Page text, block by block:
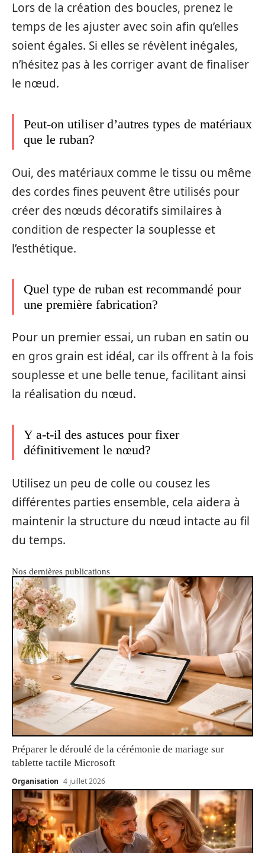
Lors de la création des boucles, prenez le
temps de les ajuster avec soin afin qu’elles
soient égales. Si elles se révèlent inégales,
n’hésitez pas à les corriger avant de finaliser
le nœud.
Peut-on utiliser d’autres types de matériaux
que le ruban?
Oui, des matériaux comme le tissu ou même
des cordes fines peuvent être utilisés pour
créer des nœuds décoratifs similaires à
condition de respecter la souplesse et
l’esthétique.
Quel type de ruban est recommandé pour
une première fabrication?
Pour un premier essai, un ruban en satin ou
en gros grain est idéal, car ils offrent à la fois
souplesse et une belle tenue, facilitant ainsi
la réalisation du nœud.
Y a-t-il des astuces pour fixer
définitivement le nœud?
Utilisez un peu de colle ou cousez les
différentes parties ensemble, cela aidera à
maintenir la structure du nœud intacte au fil
du temps.
Nos dernières publications
Préparer le déroulé de la cérémonie de mariage sur
tablette tactile Microsoft
Organisation 4 juillet 2026